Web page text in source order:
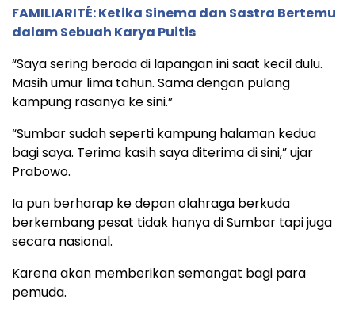
FAMILIARITÉ: Ketika Sinema dan Sastra Bertemu
dalam Sebuah Karya Puitis
“Saya sering berada di lapangan ini saat kecil dulu.
Masih umur lima tahun. Sama dengan pulang
kampung rasanya ke sini.”
“Sumbar sudah seperti kampung halaman kedua
bagi saya. Terima kasih saya diterima di sini,” ujar
Prabowo.
Ia pun berharap ke depan olahraga berkuda
berkembang pesat tidak hanya di Sumbar tapi juga
secara nasional.
Karena akan memberikan semangat bagi para
pemuda.